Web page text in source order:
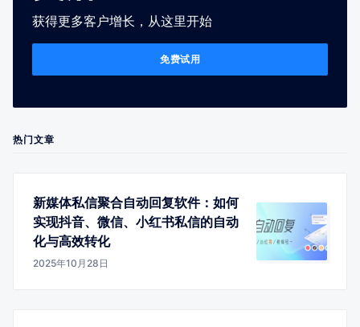
获得更多客户增长，从这里开始
免费试用
热门文章
新媒体私信聚合自动回复软件：如何
实现抖音、微信、小红书私信的自动
化与高效转化
2025年10月28日